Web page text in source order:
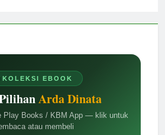
KOLEKSI EBOOK
Arda Dinata
Play Books / KBM App — klik untuk
atau membeli